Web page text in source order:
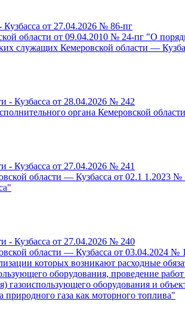
Кузбасса от 27.04.2026 № 86-пг
области от 09.04.2010 № 24-пг "О
служащих Кемеровской области —
- Кузбасса от 28.04.2026 № 242
органа Кемеровской
- Кузбасса от 27.04.2026 № 241
области — Кузбасса от 02.1
- Кузбасса от 27.04.2026 № 240
области — Кузбасса от 03.04.2024 №
которых возникают расходные
оборудования, проведение
оборудования и
газа как моторного топлива"